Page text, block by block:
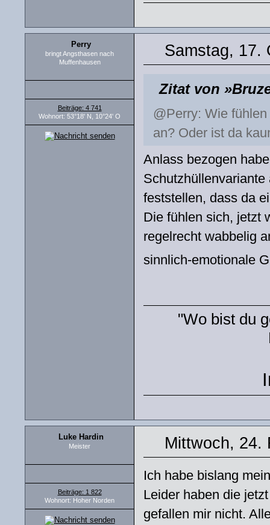
Perry
bringt Angsthasen nach
Muffenhausen
Beiträge: 4 741
Wohnort: 53°18' N, 10°24' O
Samstag, 17.
Zitat von
@Perry: Wie
an? Oder ist da
Anlass bezogen
feststellen, dass da
Die fühlen sich, jetzt
regelrecht wabbelig
sinnlich-emotionale
"Wo bist du
Luke Hardin
Meister
Beiträge: 1 822
Wohnort: Hoher Norden
Mittwoch, 24.
Ich habe bislang
Leider haben die
gefallen mir nicht.